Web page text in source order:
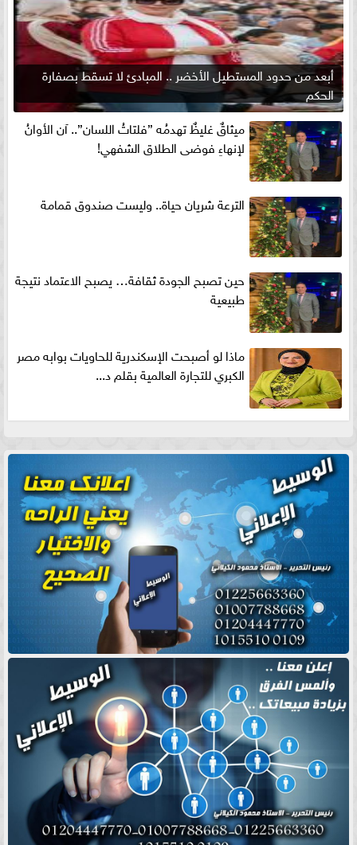
أبعد من حدود المستطيل الأخضر .. المبادئ لا تسقط بصفارة
الحكم
ميثاقٌ غليظٌ تهدمُه ”فلتاتُ اللسان”.. آن الأوانُ
لإنهاءِ فوضى الطلاق الشفهي!
الترعة شريان حياة.. وليست صندوق قمامة
حين تصبح الجودة ثقافة… يصبح الاعتماد نتيجة
طبيعية
ماذا لو أصبحت الإسكندرية للحاويات بوابه مصر
الكبري للتجارة العالمية بقلم د...